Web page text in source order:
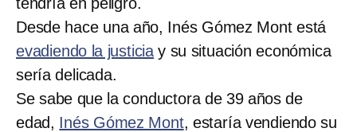
Desde hace una año, Inés Gómez Mont está
evadiendo la justicia y su situación económica
sería delicada.
Se sabe que la conductora de 39 años de
edad, Inés Gómez Mont, estaría vendiendo su